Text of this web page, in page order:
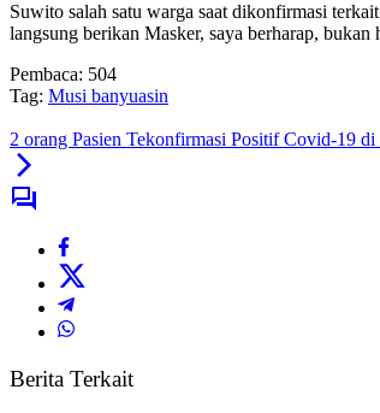
Suwito salah satu warga saat dikonfirmasi
langsung berikan Masker, saya berharap,
Pembaca: 504
Tag: Musi banyuasin
2 orang Pasien Tekonfirmasi Positif Covid-19 di
Berita Terkait